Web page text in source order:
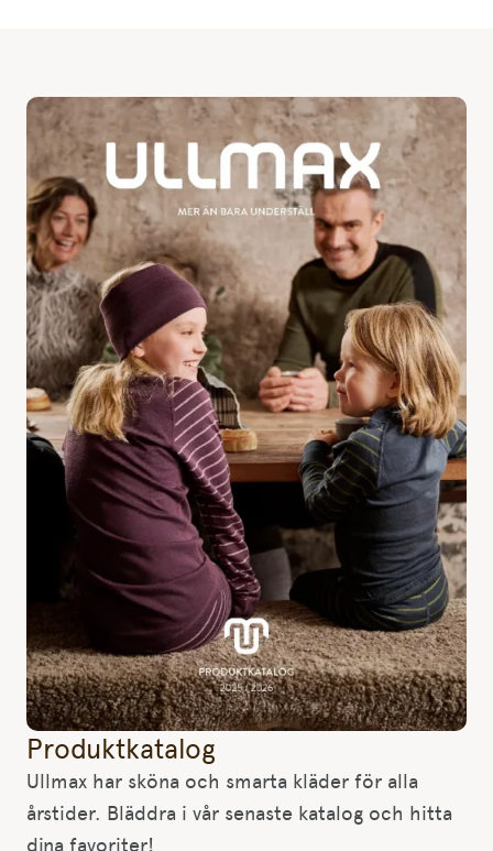
Produktkatalog
Ullmax har sköna och smarta kläder för alla
årstider. Bläddra i vår senaste katalog och hitta
dina favoriter!